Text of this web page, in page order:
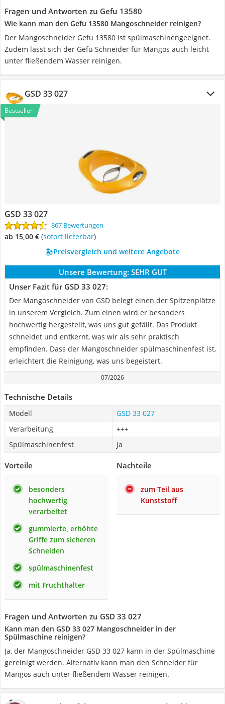
Fragen und Antworten zu Gefu 13580
Wie kann man den Gefu 13580 Mangoschneider reinigen?
Der Mangoschneider Gefu 13580 ist spülmaschinengeeignet.
Zudem lässt sich der Gefu Schneider für Mangos auch leicht
unter fließendem Wasser reinigen.
GSD 33 027
Bestseller
GSD 33 027
867 Bewertungen
ab 15,00 € ( Sofort lieferbar)
Preisvergleich und weitere Angebote
Unsere Bewertung: SEHR GUT
Unser Fazit für GSD 33 027:
Der Mangoschneider von GSD belegt einen der Spitzenplätze
in unserem Vergleich. Zum einen wird er besonders
hochwertig hergestellt, was uns gut gefällt. Das Produkt
schneidet und entkernt, was wir als sehr praktisch
empfinden. Dass der Mangoschneider spülmaschinenfest ist,
erleichtert die Reinigung, was uns begeistert.
07/2026
Technische Details
Modell
GSD 33 027
Verarbeitung
+++
Spülmaschinenfest
Ja
Vorteile
besonders
hochwertig
verarbeitet
gummierte, erhöhte
Griffe zum sicheren
Schneiden
spülmaschinenfest
mit Fruchthalter
Nachteile
zum Teil aus
Kunststoff
Fragen und Antworten zu GSD 33 027
Kann man den GSD 33 027 Mangoschneider in der
Spülmaschine reinigen?
Ja, der Mangoschneider GSD 33 027 kann in der Spülmaschine
gereinigt werden. Alternativ kann man den Schneider für
Mangos auch unter fließendem Wasser reinigen.